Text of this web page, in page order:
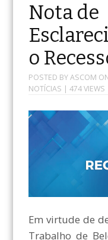
Nota de
o
POSTED BYASCOM
NOTÍCIAS | 474 VIEWS
Em virtude de
Trabalho de